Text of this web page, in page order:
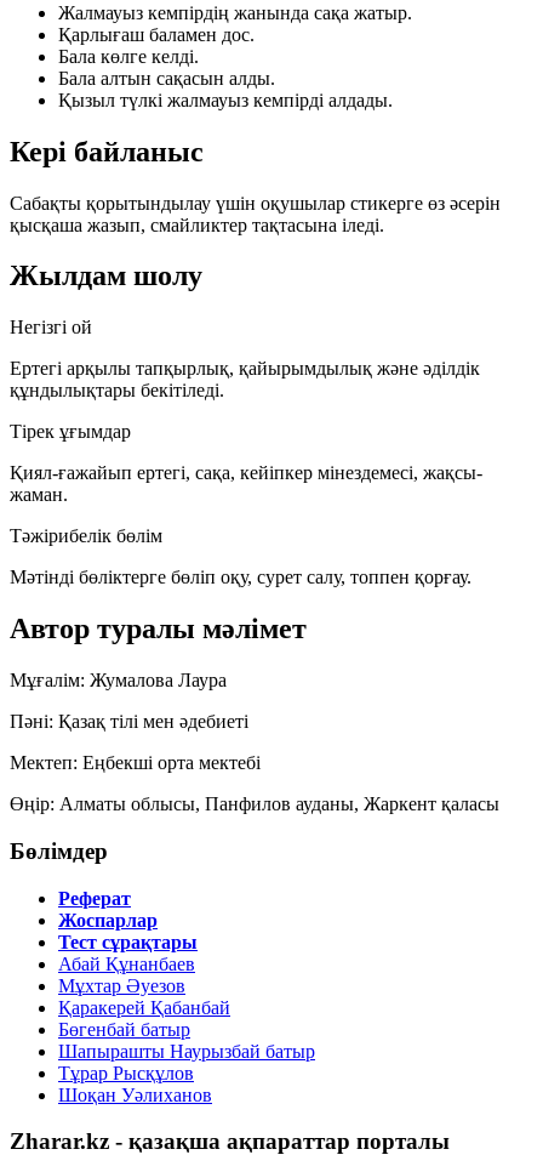
Жалмауыз кемпірдің жанында сақа жатыр.
Қарлығаш баламен дос.
Бала көлге келді.
Бала алтын сақасын алды.
Қызыл түлкі жалмауыз кемпірді алдады.
Кері байланыс
Сабақты қорытындылау үшін оқушылар стикерге өз әсерін
қысқаша жазып, смайликтер тақтасына іледі.
Жылдам шолу
Негізгі ой
Ертегі арқылы тапқырлық, қайырымдылық және әділдік
құндылықтары бекітіледі.
Тірек ұғымдар
Қиял-ғажайып ертегі, сақа, кейіпкер мінездемесі, жақсы-
жаман.
Тәжірибелік бөлім
Мәтінді бөліктерге бөліп оқу, сурет салу, топпен қорғау.
Автор туралы мәлімет
Мұғалім: Жумалова Лаура
Пәні: Қазақ тілі мен әдебиеті
Мектеп: Еңбекші орта мектебі
Өңір: Алматы облысы, Панфилов ауданы, Жаркент қаласы
Бөлімдер
Реферат
Жоспарлар
Тест сұрақтары
Абай Құнанбаев
Мұхтар Әуезов
Қаракерей Қабанбай
Бөгенбай батыр
Шапырашты Наурызбай батыр
Тұрар Рысқұлов
Шоқан Уәлиханов
Zharar.kz - қазақша ақпараттар порталы